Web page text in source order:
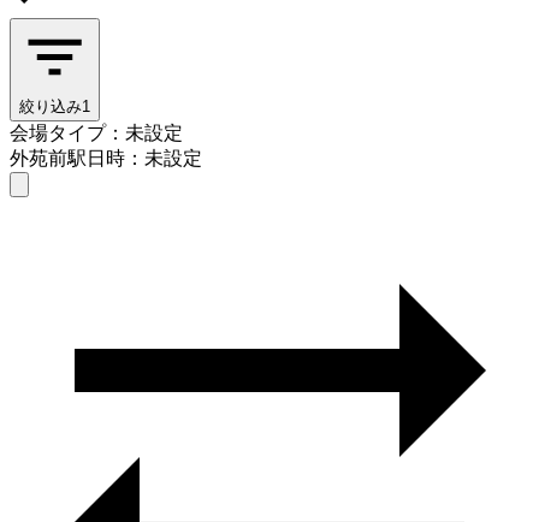
絞り込み1
会場タイプ：未設定
外苑前駅日時：未設定